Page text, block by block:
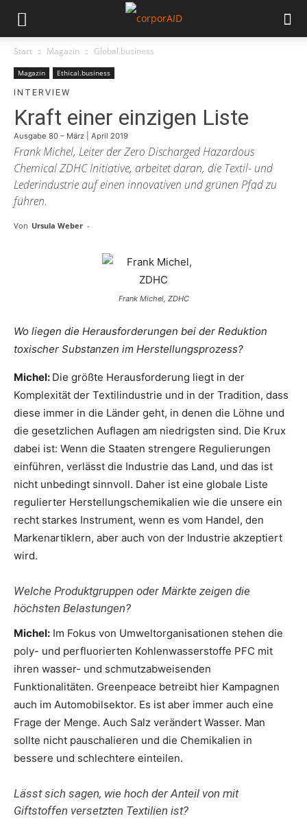
Start Magazin Global.business
Magazin Ethical.business
INTERVIEW
Kraft einer einzigen Liste
Ausgabe 80 – März | April 2019
Frank Michel, Leiter der Zero Discharged Hazardous
Chemical ZDHC Initiative, arbeitet daran, die Textil- und
Lederindustrie auf einen innovativen und grünen Pfad zu
führen.
Von Ursula Weber -
Frank Michel, ZDHC
Wo liegen die Herausforderungen bei der Reduktion
toxischer Substanzen im Herstellungsprozess?
Michel: Die größte Herausforderung liegt in der
Komplexität der Textilindustrie und in der Tradition, dass
diese immer in die Länder geht, in denen die Löhne und
die gesetzlichen Auflagen am niedrigsten sind. Die Krux
dabei ist: Wenn die Staaten strengere Regulierungen
einführen, verlässt die Industrie das Land, und das ist
nicht unbedingt sinnvoll. Daher ist eine globale Liste
regulierter Herstellungschemikalien wie die unsere ein
recht starkes Instrument, wenn es vom Handel, den
Markenartiklern, aber auch von der Industrie akzeptiert
wird.
Welche Produktgruppen oder Märkte zeigen die
höchsten Belastungen?
Michel: Im Fokus von Umweltorganisationen stehen die
poly- und perfluorierten Kohlenwasserstoffe PFC mit
ihren wasser- und schmutzabweisenden
Funktionalitäten. Greenpeace betreibt hier Kampagnen
auch im Automobilsektor. Es ist aber immer auch eine
Frage der Menge. Auch Salz verändert Wasser. Man
sollte nicht pauschalieren und die Chemikalien in
bessere und schlechtere einteilen.
Lässt sich sagen, wie hoch der Anteil von mit
Giftstoffen versetzten Textilien ist?